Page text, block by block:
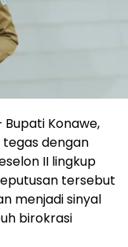
Bupati Konawe,
dengan
II lingkup
tersebut
menjadi sinyal
birokrasi